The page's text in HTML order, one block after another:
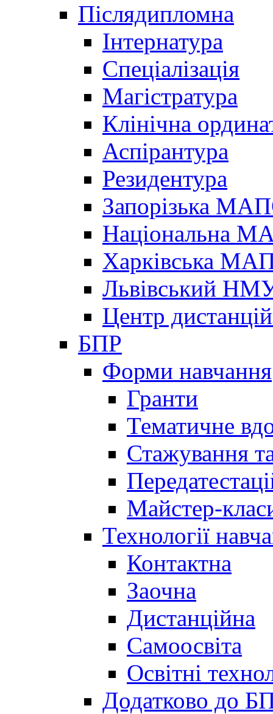
Післядипломна
Інтернатура
Спеціалізація
Магістратура
Клінічна
Аспірантура
Резидентура
Запорізька
Національна
Харківська
Львівський
Центр
БПР
Форми навчання
Гранти
Тематичне
Стажування
Майстер-
Технології
Контактна
Заочна
Дистанційна
Самоосвіта
Освітні
Додатково до